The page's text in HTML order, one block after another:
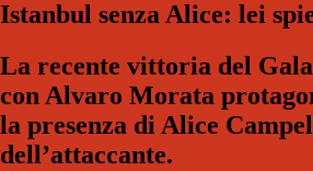
Istanbul senza Alice: lei
La recente vittoria del
con Alvaro Morata
la presenza di Alice
dell’attaccante.